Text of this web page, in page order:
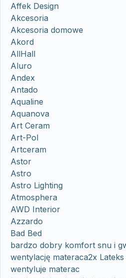
Affek Design
Akcesoria
Akcesoria domowe
Akord
AllHall
Aluro
Andex
Antado
Aqualine
Aquanova
Art Ceram
Art-Pol
Artceram
Astor
Astro
Astro Lighting
Atmosphera
AWD Interior
Azzardo
Bad Bed
bardzo dobry komfort snu i
wentylację materaca2x
wentyluje materac